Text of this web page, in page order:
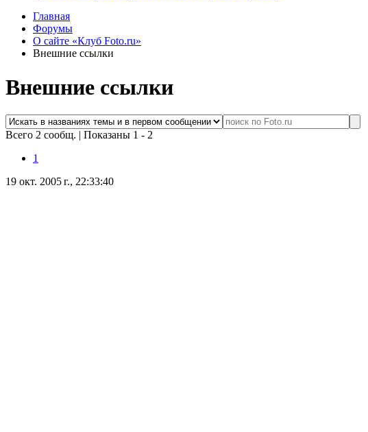
Главная
Форумы
О сайте «Клуб Foto.ru»
Внешние ссылки
Внешние ссылки
Всего 2 сообщ. | Показаны 1 - 2
1
19 окт. 2005 г., 22:33:40